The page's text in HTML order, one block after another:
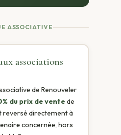
ASSOCIATIVE
associations
de Renouveler
du prix de ventede
reversé directement à
concernée, hors